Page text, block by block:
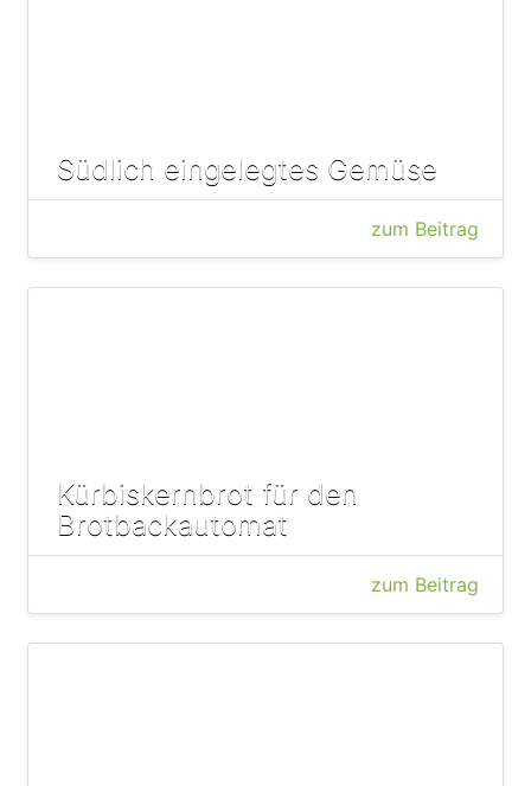
Südlich eingelegtes Gemüse
zum Beitrag
Kürbiskernbrot für den
Brotbackautomat
zum Beitrag